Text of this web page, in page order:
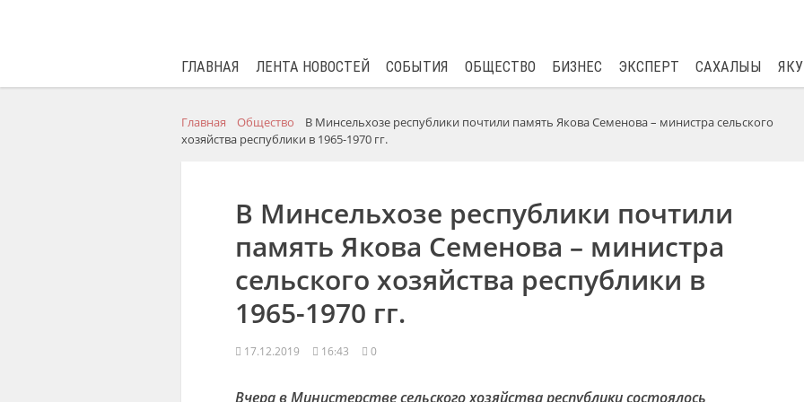
ГЛАВНАЯ ЛЕНТА НОВОСТЕЙ СОБЫТИЯ ОБЩЕСТВО БИЗНЕС ЭКСПЕРТ САХАЛЫЫ
Главная Общество
В Минсельхозе республики почтили память Якова Семенова – министра сельского
хозяйства республики в 1965-1970 гг.
В Минсельхозе республики почтили
память Якова Семенова – министра
сельского хозяйства республики в
1965-1970 гг.
17.12.2019 16:43 0
Вчера в Министерстве сельского хозяйства республики состоялось